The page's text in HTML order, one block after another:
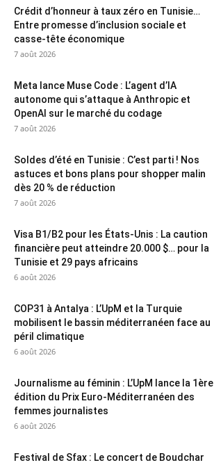
Crédit d’honneur à taux zéro en Tunisie…
Entre promesse d’inclusion sociale et
casse-tête économique
7 août 2026
Meta lance Muse Code : L’agent d’IA
autonome qui s’attaque à Anthropic et
OpenAI sur le marché du codage
7 août 2026
Soldes d’été en Tunisie : C’est parti ! Nos
astuces et bons plans pour shopper malin
dès 20 % de réduction
7 août 2026
Visa B1/B2 pour les États-Unis : La caution
financière peut atteindre 20.000 $… pour la
Tunisie et 29 pays africains
6 août 2026
COP31 à Antalya : L’UpM et la Turquie
mobilisent le bassin méditerranéen face au
péril climatique
6 août 2026
Journalisme au féminin : L’UpM lance la 1ère
édition du Prix Euro-Méditerranéen des
femmes journalistes
6 août 2026
Festival de Sfax : Le concert de Boudchar